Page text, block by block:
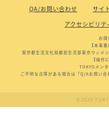
QA/お問い合わせ サイ
アクセシビリテ
お問
【本事
東京都生活文化局都民生活部東京ウィメ
【操作
TOKYOメン
ご不明な点等がある場合は「Q/Aお問い
©2020